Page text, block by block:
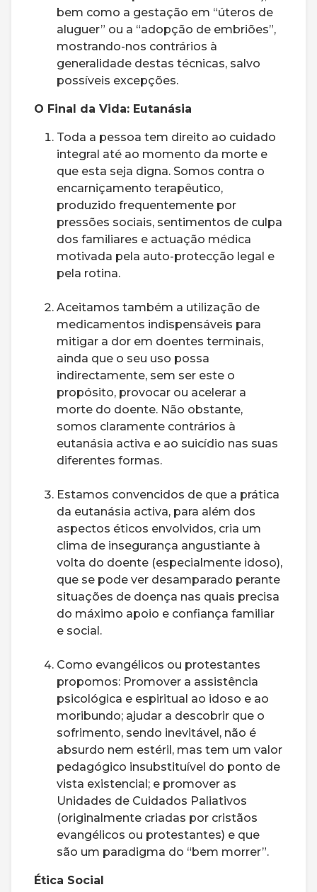
bem como a gestação em “úteros de
aluguer” ou a “adopção de embriões”,
mostrando-nos contrários à
generalidade destas técnicas, salvo
possíveis excepções.
O Final da Vida: Eutanásia
Toda a pessoa tem direito ao cuidado
integral até ao momento da morte e
que esta seja digna. Somos contra o
encarniçamento terapêutico,
produzido frequentemente por
pressões sociais, sentimentos de culpa
dos familiares e actuação médica
motivada pela auto-protecção legal e
pela rotina.
Aceitamos também a utilização de
medicamentos indispensáveis para
mitigar a dor em doentes terminais,
ainda que o seu uso possa
indirectamente, sem ser este o
propósito, provocar ou acelerar a
morte do doente. Não obstante,
somos claramente contrários à
eutanásia activa e ao suicídio nas suas
diferentes formas.
Estamos convencidos de que a prática
da eutanásia activa, para além dos
aspectos éticos envolvidos, cria um
clima de insegurança angustiante à
volta do doente (especialmente idoso),
que se pode ver desamparado perante
situações de doença nas quais precisa
do máximo apoio e confiança familiar
e social.
Como evangélicos ou protestantes
propomos: Promover a assistência
psicológica e espiritual ao idoso e ao
moribundo; ajudar a descobrir que o
sofrimento, sendo inevitável, não é
absurdo nem estéril, mas tem um valor
pedagógico insubstituível do ponto de
vista existencial; e promover as
Unidades de Cuidados Paliativos
(originalmente criadas por cristãos
evangélicos ou protestantes) e que
são um paradigma do “bem morrer”.
Ética Social